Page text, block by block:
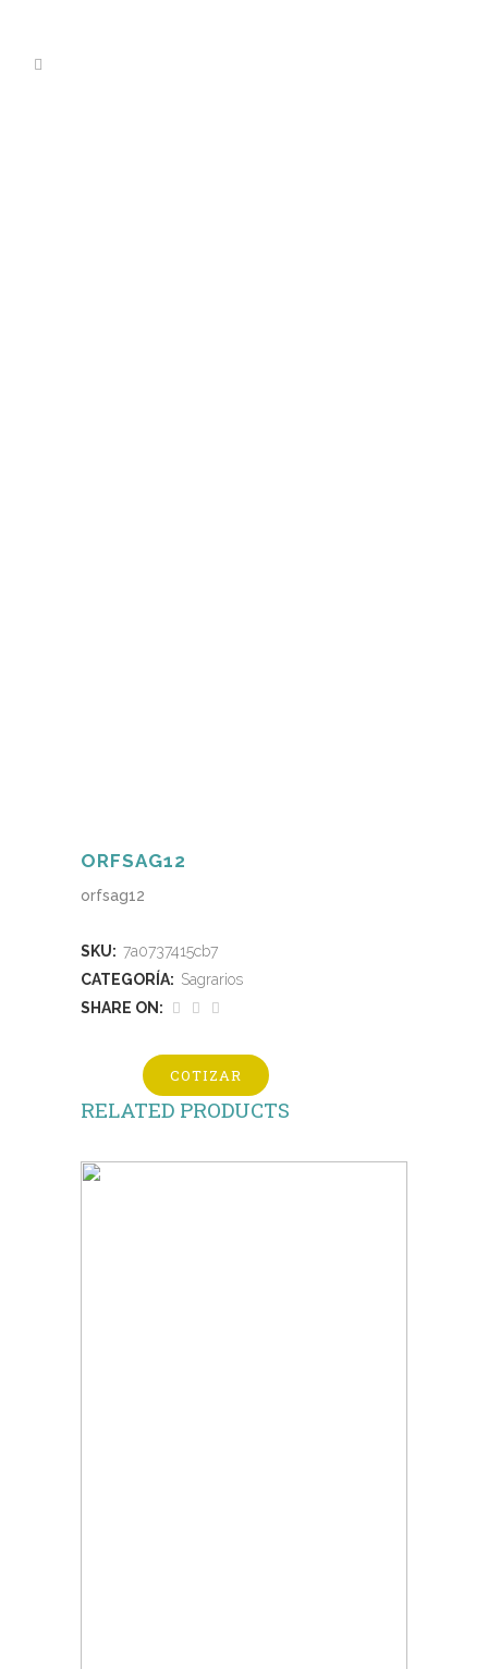
ORFSAG12
orfsag12
SKU: 7a0737415cb7
CATEGORÍA: Sagrarios
SHARE ON:
COTIZAR
RELATED PRODUCTS